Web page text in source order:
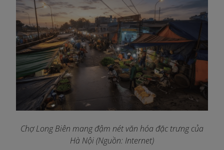
Chợ Long Biên mang đậm nét văn hóa đặc trưng của
Hà Nội (Nguồn: Internet)